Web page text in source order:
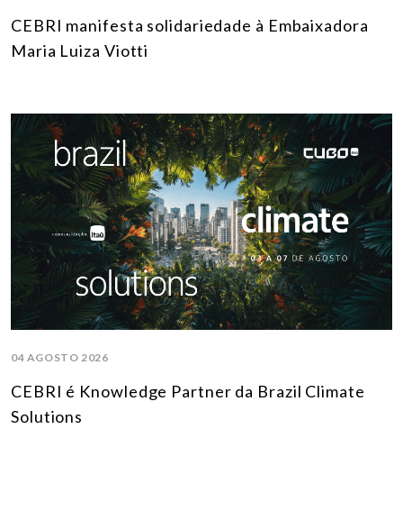
CEBRI manifesta solidariedade à Embaixadora
Maria Luiza Viotti
04 AGOSTO 2026
CEBRI é Knowledge Partner da Brazil Climate
Solutions